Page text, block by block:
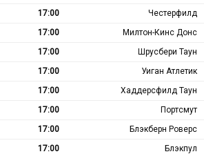
17:00
Честерфилд
17:00
Милтон-Кинс Донс
17:00
Шрусбери Таун
17:00
Уиган Атлетик
17:00
Хаддерсфилд Таун
17:00
Портсмут
17:00
Блэкберн Роверс
17:00
Блэкпул